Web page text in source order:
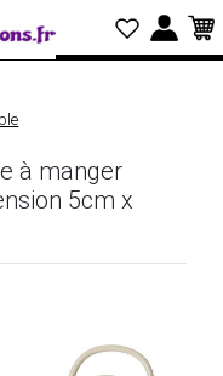
à manger
5cm x